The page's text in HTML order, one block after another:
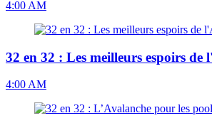
4:00 AM
32 en 32 : Les meilleurs espoirs de
4:00 AM